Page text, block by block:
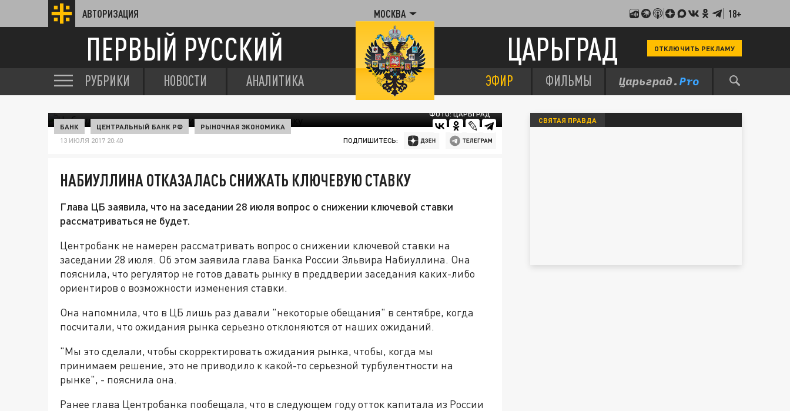
АВТОРИЗАЦИЯ МОСКВА 18+
ПЕРВЫЙ РУССКИЙ ЦАРЬГРАД ОТКЛЮЧИТЬ РЕКЛАМУ
РУБРИКИ НОВОСТИ АНАЛИТИКА ЭФИР ФИЛЬМЫ
ФОТО: ЦАРЬГРАД
БАНК ЦЕНТРАЛЬНЫЙ БАНК РФ РЫНОЧНАЯ ЭКОНОМИКА
13 ИЮЛЯ 2017 20:40 ПОДПИШИТЕСЬ:
НАБИУЛЛИНА ОТКАЗАЛАСЬ СНИЖАТЬ КЛЮЧЕВУЮ СТАВКУ
Глава ЦБ заявила, что на заседании 28 июля вопрос о снижении ключевой ставки
рассматриваться не будет.
Центробанк не намерен рассматривать вопрос о снижении ключевой ставки на
заседании 28 июля. Об этом заявила глава Банка России Эльвира Набиуллина. Она
пояснила, что регулятор не готов давать рынку в преддверии заседания каких-либо
ориентиров о возможности изменения ставки.
Она напомнила, что в ЦБ лишь раз давали "некоторые обещания" в сентябре, когда
посчитали, что ожидания рынка серьезно отклоняются от наших ожиданий.
"Мы это сделали, чтобы скорректировать ожидания рынка, чтобы, когда мы
принимаем решение, это не приводило к какой-то серьезной турбулентности на
рынке", - пояснила она.
Ранее глава Центробанка пообещала, что в следующем году отток капитала из России
СВЯТАЯ ПРАВДА